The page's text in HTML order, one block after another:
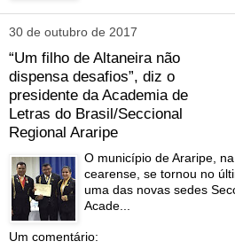
30 de outubro de 2017
“Um filho de Altaneira não
dispensa desafios”, diz o
presidente da Academia de
Letras do Brasil/Seccional
Regional Araripe
O município de Araripe,
cearense, se tornou no
uma das novas sedes
Acade...
Um comentário: